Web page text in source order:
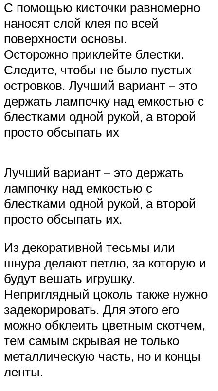
С помощью кисточки равномерно
наносят слой клея по всей
поверхности основы.
Осторожно приклейте блестки.
Следите, чтобы не было пустых
островков. Лучший вариант – это
держать лампочку над емкостью с
блестками одной рукой, а второй
просто обсыпать их
Лучший вариант – это держать
лампочку над емкостью с
блестками одной рукой, а второй
просто обсыпать их.
Из декоративной тесьмы или
шнура делают петлю, за которую и
будут вешать игрушку.
Неприглядный цоколь также нужно
задекорировать. Для этого его
можно обклеить цветным скотчем,
тем самым скрывая не только
металлическую часть, но и концы
ленты.